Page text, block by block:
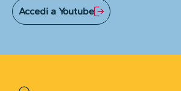
Accedi a Youtube